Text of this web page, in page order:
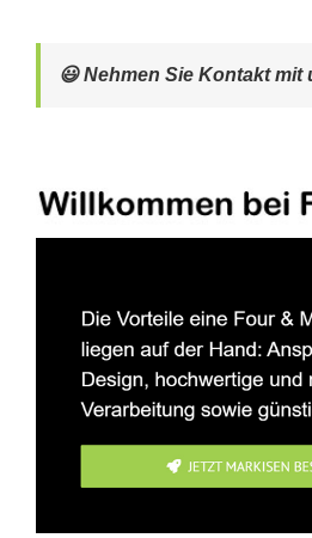
😃 Nehmen Sie Kontakt mit